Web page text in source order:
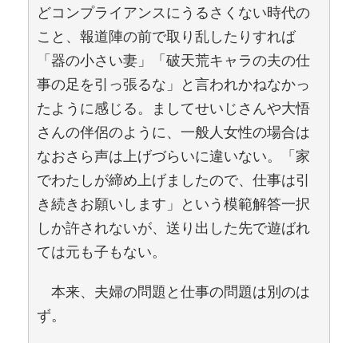
どコンプライアンスにうるさくない時代の
こと、報道陣の前で取り乱したりすれば
「器の小さい妻」「破天荒キャラの夫の仕
事の足を引っ張るな」と言われかねなかっ
たように感じる。ましてせいじさんや大悟
さんの伴侶のように、一般人女性の場合は
なおさら声は上げづらいに違いない。「家
でわたしが締め上げましたので、仕事は引
き続きお願いします」という模範解答一択
しか許されないが、送り出した先で遊ばれ
ては元も子もない。
本来、夫婦の問題と仕事の問題は別のは
ず。